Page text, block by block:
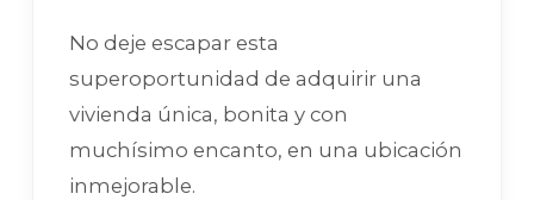
No deje escapar esta
superoportunidad de adquirir una
vivienda única, bonita y con
muchísimo encanto, en una ubicación
inmejorable.